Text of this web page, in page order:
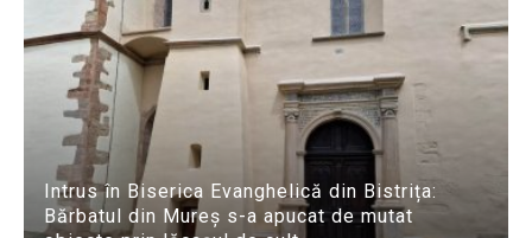
Intrus în Biserica Evanghelică din Bistrița:
Bărbatul din Mureș s-a apucat de mutat